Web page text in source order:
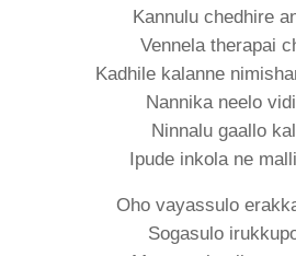
Kannulu chedhire
Vennela therapai
Kadhile kalanne
Nannika neelo
Ninnalu gaallo
Ipude inkola ne
Oho vayassulo
Sogasulo